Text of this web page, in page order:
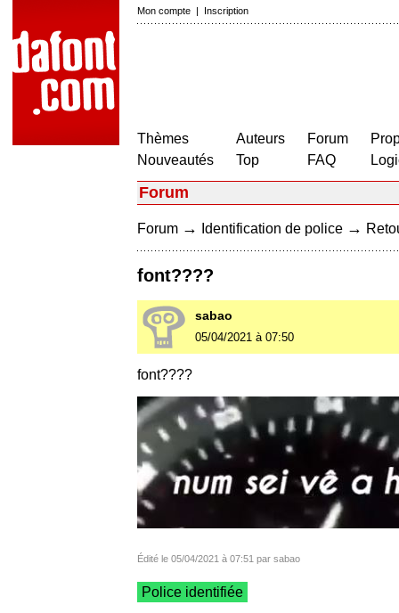
Mon compte | Inscription
Thèmes
Nouveautés
Auteurs
Top
Forum
FAQ
Forum
Forum → Identification de police →
font????
sabao
05/04/2021 à 07:50
font????
Édité le 05/04/2021 à 07:51 par sabao
Police identifiée